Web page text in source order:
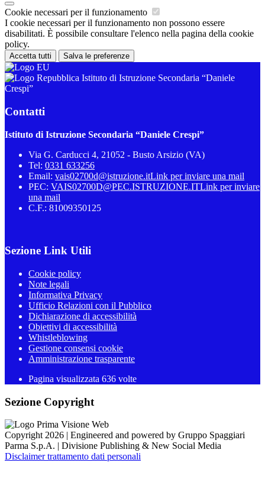
Cookie necessari per il funzionamento
I cookie necessari per il funzionamento non possono essere
disabilitati. È possibile consultare l'elenco nella pagina della cookie
policy.
Accetta tutti Salva le preferenze
Istituto di Istruzione Secondaria “Daniele
Crespi”
Contatti
Istituto di Istruzione Secondaria “Daniele Crespi”
Via G. Carducci 4, 21052 - Busto Arsizio (VA)
Tel: 0331 633256
Email: vais02700d@istruzione.itLink per inviare una mail
PEC: VAIS02700D@PEC.ISTRUZIONE.ITLink per inviare
una mail
C.F.: 81009350125
Sezione Link Utili
Cookie policy
Note legali
Informativa Privacy
Ufficio Relazioni con il Pubblico
Dichiarazione di accessibilità
Obiettivi di accessibilità
Whistleblowing
Gestione consensi cookie
Amministrazione trasparente
Pagina visualizzata 636 volte
Sezione Copyright
Copyright 2026 | Engineered and powered by Gruppo Spaggiari
Parma S.p.A. | Divisione Publishing & New Social Media
Disclaimer trattamento dati personali